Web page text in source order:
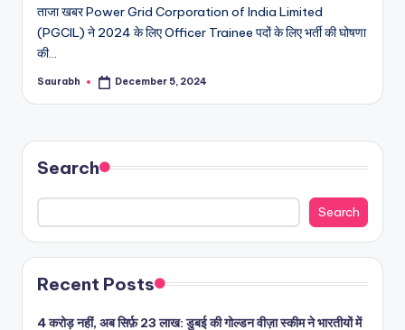
ताजा खबर Power Grid Corporation of India Limited
(PGCIL) ने 2024 के लिए Officer Trainee पदों के लिए भर्ती की घोषणा
की…
Posted
Saurabh December 5, 2024
Search
Search
Recent Posts
4 करोड़ नहीं, अब सिर्फ़ 23 लाख: डुबई की गोल्डन वीज़ा स्कीम ने भारतीयों में